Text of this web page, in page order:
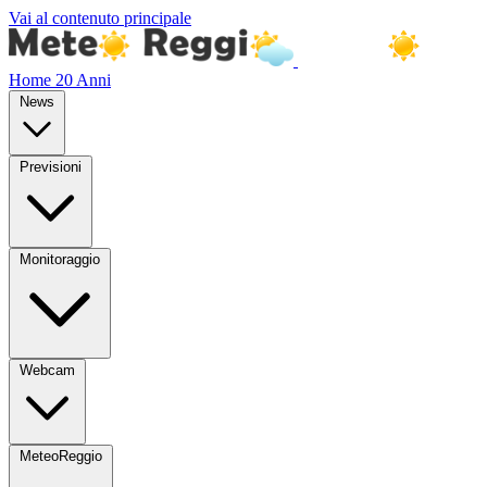
Vai al contenuto principale
Home 20 Anni
News
Previsioni
Monitoraggio
Webcam
MeteoReggio